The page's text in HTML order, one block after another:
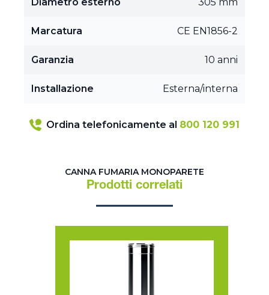
Marcatura CE EN1856-2
Garanzia 10 anni
Installazione Esterna/interna
Ordina telefonicamente al 800 120 991
CANNA FUMARIA MONOPARETE
Prodotti correlati